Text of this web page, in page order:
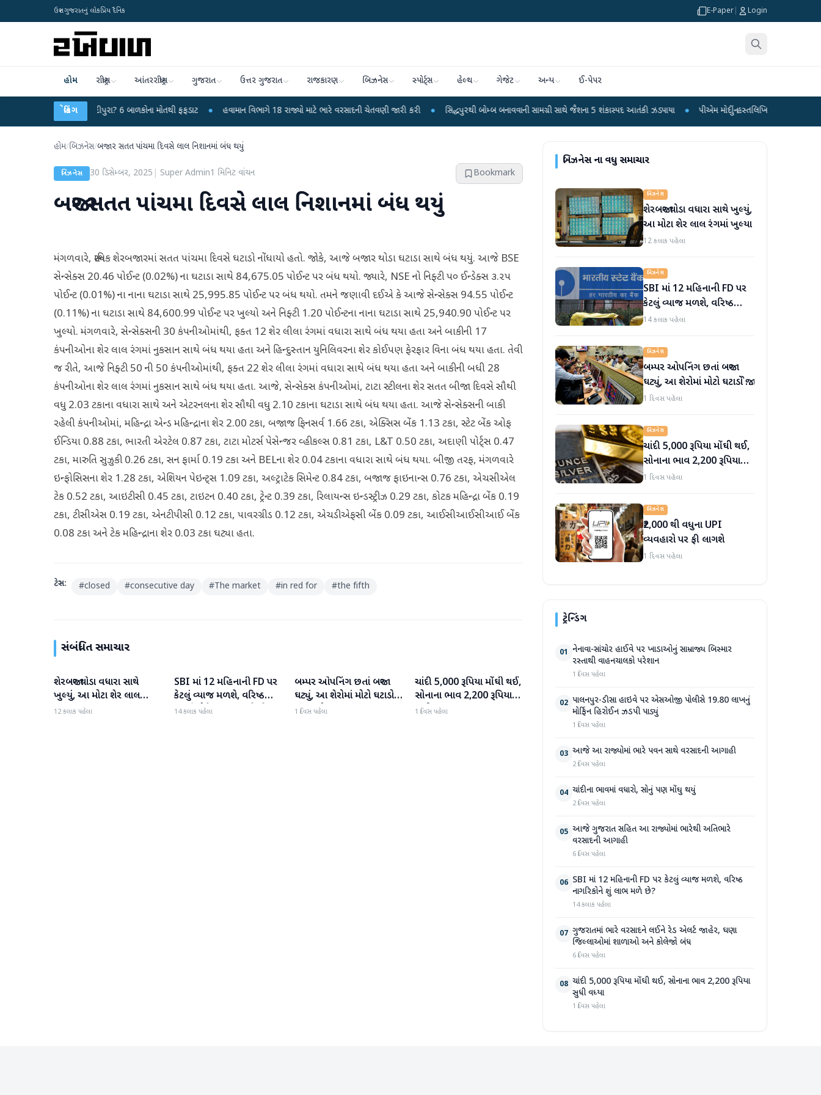
ઉત્તર ગુજરાતનું લોકપ્રિય દૈનિક E-Paper Login
હોમ રાષ્ટ્રીય આંતરરાષ્ટ્રીય ગુજરાત ઉત્તર ગુજરાત રાજકારણ બિઝનેસ સ્પોર્ટ્સ હેલ્થ ગેજેટ અન્ય ઈ-પેપર
બ્રેકિંગ
કે ચાંદીપુરા? 6 બાળકોના મોતથી ફફડાટ ● હવામાન વિભાગે 18 રાજ્યો માટે ભારે વરસાદની ચેતવણી જારી કરી ● સિદ્ધપુરથી બોમ્બ બનાવવાની સામગ્રી સાથે જૈશના 5 શંકાસ્પદ આતંકી ઝડપાયા ● પીએમ મોદીનું હસ્તલિખિત પોસ્ટકાર્ડ વિક્રમ-1 રોકેટમાં
હોમ/બિઝનેસ/બજાર સતત પાંચમા દિવસે લાલ નિશાનમાં બંધ થયું
બિઝનેસ 30 ડિસેમ્બર, 2025 Super Admin1 મિનિટ વાંચન Bookmark
બજાર સતત પાંચમા દિવસે લાલ નિશાનમાં બંધ થયું
મંગળવારે, સ્થાનિક શેરબજારમાં સતત પાંચમા દિવસે ઘટાડો નોંધાયો હતો. જોકે, આજે બજાર થોડા ઘટાડા સાથે બંધ થયું. આજે BSE
સેન્સેક્સ 20.46 પોઈન્ટ (0.02%) ના ઘટાડા સાથે 84,675.05 પોઈન્ટ પર બંધ થયો. જ્યારે, NSE નો નિફ્ટી ૫૦ ઈન્ડેક્સ ૩.૨૫
પોઈન્ટ (0.01%) ના નાના ઘટાડા સાથે 25,995.85 પોઈન્ટ પર બંધ થયો. તમને જણાવી દઈએ કે આજે સેન્સેક્સ 94.55 પોઈન્ટ
(0.11%) ના ઘટાડા સાથે 84,600.99 પોઈન્ટ પર ખુલ્યો અને નિફ્ટી 1.20 પોઈન્ટના નાના ઘટાડા સાથે 25,940.90 પોઈન્ટ પર
ખુલ્યો. મંગળવારે, સેન્સેક્સની 30 કંપનીઓમાંથી, ફક્ત 12 શેર લીલા રંગમાં વધારા સાથે બંધ થયા હતા અને બાકીની 17
કંપનીઓના શેર લાલ રંગમાં નુકસાન સાથે બંધ થયા હતા અને હિન્દુસ્તાન યુનિલિવરના શેર કોઈપણ ફેરફાર વિના બંધ થયા હતા. તેવી
જ રીતે, આજે નિફ્ટી 50 ની 50 કંપનીઓમાંથી, ફક્ત 22 શેર લીલા રંગમાં વધારા સાથે બંધ થયા હતા અને બાકીની બધી 28
કંપનીઓના શેર લાલ રંગમાં નુકસાન સાથે બંધ થયા હતા. આજે, સેન્સેક્સ કંપનીઓમાં, ટાટા સ્ટીલના શેર સતત બીજા દિવસે સૌથી
વધુ 2.03 ટકાના વધારા સાથે અને એટરનલના શેર સૌથી વધુ 2.10 ટકાના ઘટાડા સાથે બંધ થયા હતા. આજે સેન્સેક્સની બાકી
રહેલી કંપનીઓમાં, મહિન્દ્રા એન્ડ મહિન્દ્રાના શેર 2.00 ટકા, બજાજ ફિનસર્વ 1.66 ટકા, એક્સિસ બેંક 1.13 ટકા, સ્ટેટ બેંક ઓફ
ઈન્ડિયા 0.88 ટકા, ભારતી એરટેલ 0.87 ટકા, ટાટા મોટર્સ પેસેન્જર વ્હીકલ્સ 0.81 ટકા, L&T 0.50 ટકા, અદાણી પોર્ટ્સ 0.47
ટકા, મારુતિ સુઝુકી 0.26 ટકા, સન ફાર્મા 0.19 ટકા અને BELના શેર 0.04 ટકાના વધારા સાથે બંધ થયા. બીજી તરફ, મંગળવારે
ઇન્ફોસિસના શેર 1.28 ટકા, એશિયન પેઇન્ટ્સ 1.09 ટકા, અલ્ટ્રાટેક સિમેન્ટ 0.84 ટકા, બજાજ ફાઇનાન્સ 0.76 ટકા, એચસીએલ
ટેક 0.52 ટકા, આઇટીસી 0.45 ટકા, ટાઇટન 0.40 ટકા, ટ્રેન્ટ 0.39 ટકા, રિલાયન્સ ઇન્ડસ્ટ્રીઝ 0.29 ટકા, કોટક મહિન્દ્રા બેંક 0.19
ટકા, ટીસીએસ 0.19 ટકા, એનટીપીસી 0.12 ટકા, પાવરગ્રીડ 0.12 ટકા, એચડીએફસી બેંક 0.09 ટકા, આઈસીઆઈસીઆઈ બેંક
0.08 ટકા અને ટેક મહિન્દ્રાના શેર 0.03 ટકા ઘટ્યા હતા.
ટેગ્સ: #closed #consecutive day #The market #in red for #the fifth
સંબંધિત સમાચાર
બિઝનેસ
શેરબજાર થોડા વધારા સાથે
ખુલ્યું, આ મોટા શેર લાલ
રંગમાં ખુલ્યા
12 કલાક પહેલા
બિઝનેસ
SBI માં 12 મહિનાની FD પર
કેટલું વ્યાજ મળશે, વરિષ્ઠ
નાગરિકોને શું લાભ મળે છે?
14 કલાક પહેલા
બિઝનેસ
બમ્પર ઓપનિંગ છતાં બજાર
ઘટ્યું, આ શેરોમાં મોટો ઘટાડો
જોવા મળ્યો
1 દિવસ પહેલા
બિઝનેસ
ચાંદી 5,000 રૂપિયા મોંઘી થઈ,
સોનાના ભાવ 2,200 રૂપિયા
સુધી વધ્યા
1 દિવસ પહેલા
બિઝનેસના વધુ સમાચાર
બિઝનેસ
શેરબજાર થોડા વધારા સાથે ખુલ્યું,
આ મોટા શેર લાલ રંગમાં ખુલ્યા
12 કલાક પહેલા
બિઝનેસ
SBI માં 12 મહિનાની FD પર
કેટલું વ્યાજ મળશે, વરિષ્ઠ
નાગરિકોને શું લાભ મળે છે?
14 કલાક પહેલા
બિઝનેસ
બમ્પર ઓપનિંગ છતાં બજાર
ઘટ્યું, આ શેરોમાં મોટો ઘટાડો જોવા
મળ્યો
1 દિવસ પહેલા
બિઝનેસ
ચાંદી 5,000 રૂપિયા મોંઘી થઈ,
સોનાના ભાવ 2,200 રૂપિયા
સુધી વધ્યા
1 દિવસ પહેલા
બિઝનેસ
₹2,000 થી વધુના UPI
વ્યવહારો પર ફી લાગશે
1 દિવસ પહેલા
ટ્રેન્ડિંગ
01 નેનાવા-સાંચોર હાઈવે પર ખાડાઓનું સામ્રાજ્ય બિસ્માર
રસ્તાથી વાહનચાલકો પરેશાન
1 દિવસ પહેલા
02 પાલનપુર-ડીસા હાઇવે પર એસઓજી પોલીસે 19.80 લાખનું
મોર્ફિન હિરોઈન ઝડપી પાડ્યું
1 દિવસ પહેલા
03 આજે આ રાજ્યોમાં ભારે પવન સાથે વરસાદની આગાહી
2 દિવસ પહેલા
04 ચાંદીના ભાવમાં વધારો, સોનું પણ મોંઘુ થયું
2 દિવસ પહેલા
05 આજે ગુજરાત સહિત આ રાજ્યોમાં ભારેથી અતિભારે
વરસાદની આગાહી
6 દિવસ પહેલા
06 SBI માં 12 મહિનાની FD પર કેટલું વ્યાજ મળશે, વરિષ્ઠ
નાગરિકોને શું લાભ મળે છે?
14 કલાક પહેલા
07 ગુજરાતમાં ભારે વરસાદને લઈને રેડ એલર્ટ જાહેર, ઘણા
જિલ્લાઓમાં શાળાઓ અને કોલેજો બંધ
6 દિવસ પહેલા
08 ચાંદી 5,000 રૂપિયા મોંઘી થઈ, સોનાના ભાવ 2,200 રૂપિયા
સુધી વધ્યા
1 દિવસ પહેલા